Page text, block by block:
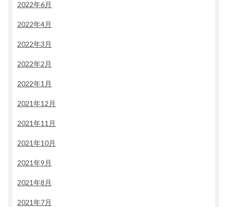
2022年6月
2022年4月
2022年3月
2022年2月
2022年1月
2021年12月
2021年11月
2021年10月
2021年9月
2021年8月
2021年7月